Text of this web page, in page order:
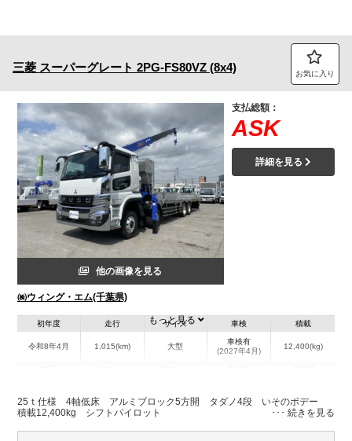
三菱 スーパーグレート 2PG-FS80VZ (8x4) お気に入り
他の画像を見る
㈱ウィング・エム(千葉県)
支払総額：
ASK
詳細を見る
初年度
令和8年4月
走行
1,015(km)
サイズ
大型
車検
車検有
(2027年4月)
積載
12,400(kg)
千葉県
W:2,300
H:400
W:2,490
H:3,420
無
もっと見る
25ｔ仕様 4軸低床 アルミブロック5方開 タダノ4段 いそのボデー
積載12,400kg シフトパイロット